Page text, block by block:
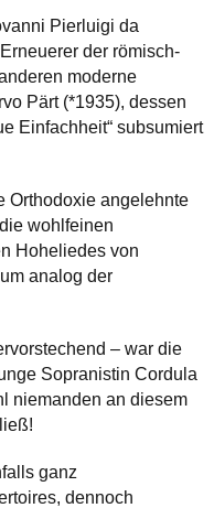
Pierluigi da
der römisch-
moderne
Pärt (*1935), dessen
Einfachheit“ subsumiert
Orthodoxie angelehnte
wohlfeinen
Hoheliedes von
analog der
– war die
Sopranistin Cordula
niemanden an diesem
ganz
dennoch